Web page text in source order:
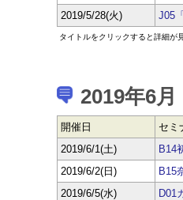
2019/5/28(火)
J05
タイトルをクリックすると詳細が
2019年6月
開催日
セミ
2019/6/1(土)
B14
2019/6/2(日)
B15
2019/6/5(水)
D01